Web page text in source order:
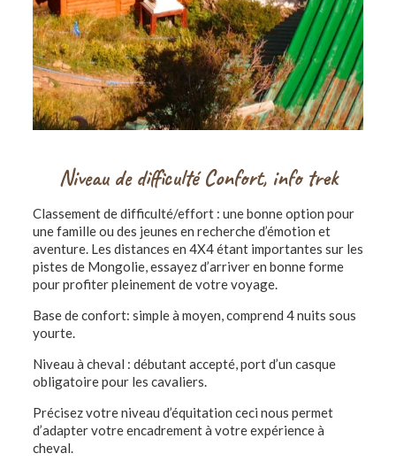
Niveau de difficulté Confort, info trek
Classement de difficulté/effort : une bonne option pour
une famille ou des jeunes en recherche d’émotion et
aventure. Les distances en 4X4 étant importantes sur les
pistes de Mongolie, essayez d’arriver en bonne forme
pour profiter pleinement de votre voyage.
Base de confort: simple à moyen, comprend 4 nuits sous
yourte.
Niveau à cheval : débutant accepté, port d’un casque
obligatoire pour les cavaliers.
Précisez votre niveau d’équitation ceci nous permet
d’adapter votre encadrement à votre expérience à
cheval.